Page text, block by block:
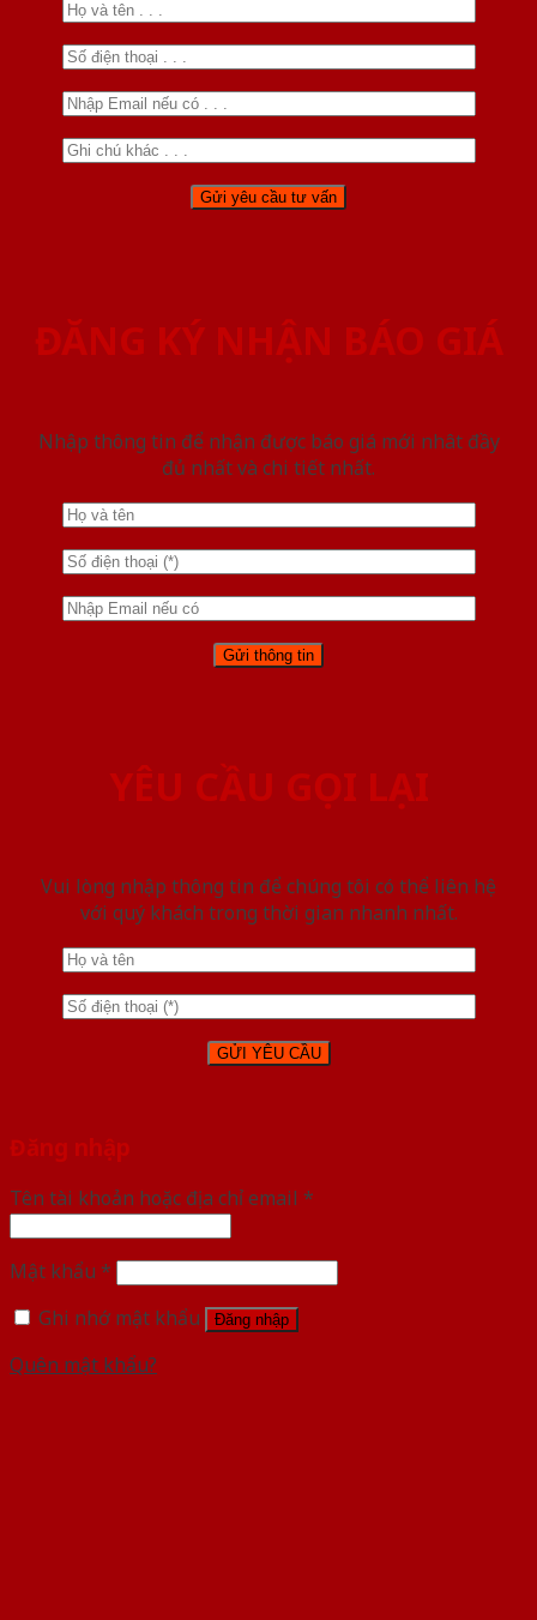
ĐĂNG KÝ NHẬN BÁO GIÁ
Nhập thông tin để nhận được báo giá mới nhât đầy
đủ nhất và chi tiết nhất.
YÊU CẦU GỌI LẠI
Vui lòng nhập thông tin để chúng tôi có thể liên hệ
với quý khách trong thời gian nhanh nhất.
Đăng nhập
Tên tài khoản hoặc địa chỉ email *
Mật khẩu *
Ghi nhớ mật khẩu
Đăng nhập
Quên mật khẩu?